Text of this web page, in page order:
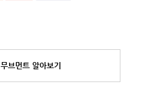
무브먼트 알아보기